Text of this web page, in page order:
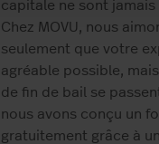
capitale ne sont jamais
Chez MOVU, nous
seulement que votre
agréable possible,
de fin de bail se
nous avons conçu un
gratuitement grâce à